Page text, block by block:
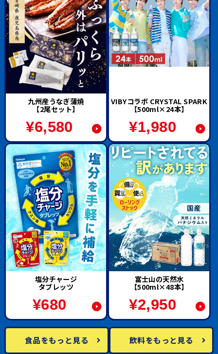
九州産うなぎ蒲焼
【2尾セット】
¥6,580
VIBYコラボ CRYSTAL SPARK
【500ml×24本】
¥1,980
塩分チャージ
タブレッツ
¥680
富士山の天然水
【500ml×48本】
¥2,950
食品をもっと見る 飲料をもっと見る